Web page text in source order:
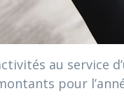
au service
pour